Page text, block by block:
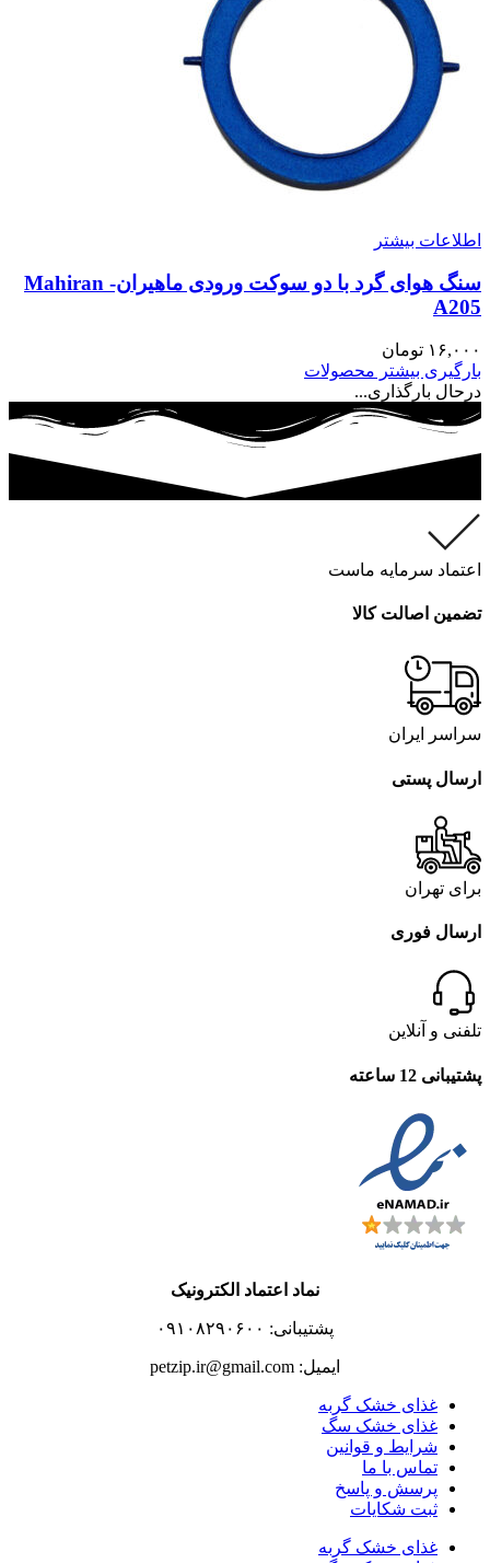
اطلاعات بیشتر
سنگ هوای گرد با دو سوکت ورودی ماهیران- Mahiran
A205
۱۶,۰۰۰ تومان
بارگیری بیشتر محصولات
درحال بارگذاری...
اعتماد سرمایه ماست
تضمین اصالت کالا
سراسر ایران
ارسال پستی
برای تهران
ارسال فوری
تلفنی و آنلاین
پشتیبانی 12 ساعته
نماد اعتماد الکترونیک
پشتیبانی: ۰۹۱۰۸۲۹۰۶۰۰
ایمیل: petzip.ir@gmail.com
غذای خشک گربه
غذای خشک سگ
شرایط و قوانین
تماس با ما
پرسش و پاسخ
ثبت شکایات
غذای خشک گربه